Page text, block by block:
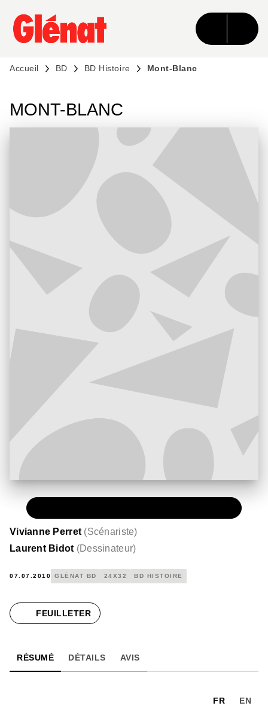
MENU RECHERCHE CONTENU
PIED DE PAGE
Accueil BD BD Histoire Mont-Blanc
MONT-BLANC
Vivianne Perret (Scénariste)
Laurent Bidot (Dessinateur)
07.07.2010 GLÉNAT BD 24X32 BD HISTOIRE
FEUILLETER
RÉSUMÉ DÉTAILS AVIS
FR EN